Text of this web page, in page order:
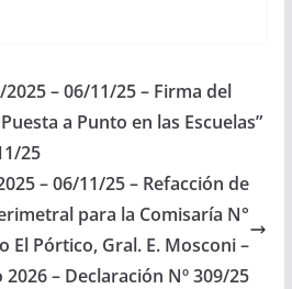
2025 – 06/11/25 – Firma del
a Punto en las Escuelas”
25
– 06/11/25 – Refacción de
para la Comisaría N°
El Pórtico, Gral. E. Mosconi –
– Declaración Nº 309/25